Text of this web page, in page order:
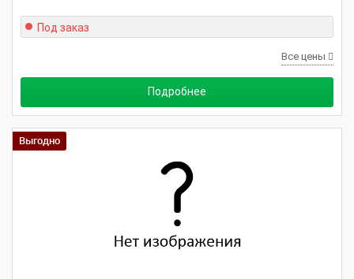
Под заказ
Все цены
Подробнее
Выгодно